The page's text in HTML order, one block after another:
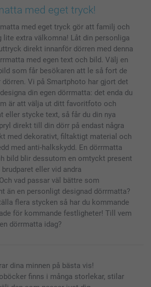
& Fotohäften
Fotoagenda
med eget tryck!
med eget tryck gör att familj och
lite extra välkomna! Låt din personliga
direkt innanför dörren med denna
med egen text och bild. Välj en
som får besökaren att le så fort de
dörren. Vi på Smartphoto har gjort det
din egen dörrmatta: det enda du
är att välja ut ditt favoritfoto och
eller stycke text, så får du din nya
direkt till din dörr på endast några
med dekorativt, filtaktigt material och
med anti-halkskydd. En dörrmatta
bild blir dessutom en omtyckt present
eller vid andra
vad passar väl bättre som
än en personligt designad dörrmatta?
flera stycken så har du kommande
för kommande festligheter! Till vem
dörrmatta idag?
dina minnen på bästa vis!
finns i många storlekar, stilar